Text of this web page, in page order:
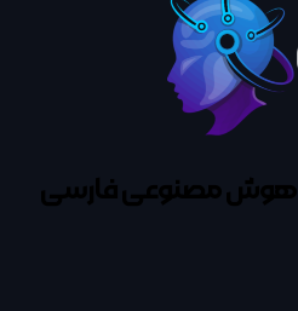
هوش مصنوعی فارسی